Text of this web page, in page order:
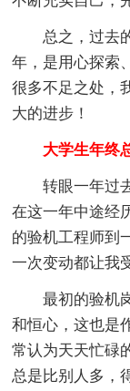
总之，过去
年，是用心探索
很多不足之处，
大的进步！
大学生年终
转眼一年过
在这一年中途经
的验机工程师到
一次变动都让我
最初的验机
和恒心，这也是
常认为天天忙碌
总是比别人多，